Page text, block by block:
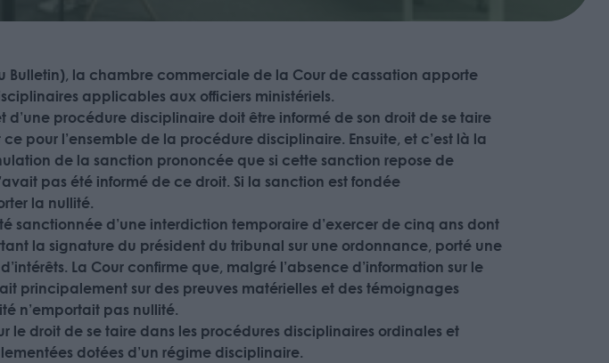
Bulletin), la chambre commerciale de la Cour de cassation apporte
applicables aux officiers ministériels.
d’une procédure disciplinaire doit être informé de son droit de se taire
pour l’ensemble de la procédure disciplinaire. Ensuite, et c’est là la
de la sanction prononcée que si cette sanction repose de
pas été informé de ce droit. Si la sanction est fondée
la nullité.
sanctionnée d’une interdiction temporaire d’exercer de cinq ans dont
la signature du président du tribunal sur une ordonnance, porté une
La Cour confirme que, malgré l’absence d’information sur le
principalement sur des preuves matérielles et des témoignages
n’emportait pas nullité.
le droit de se taire dans les procédures disciplinaires ordinales et
dotées d’un régime disciplinaire.